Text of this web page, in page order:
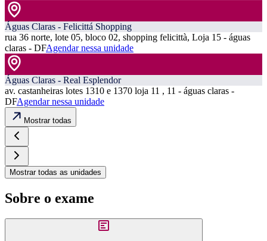
Águas Claras - Felicittá Shopping
rua 36 norte, lote 05, bloco 02, shopping felicittà, Loja 15 - águas
claras - DFAgendar nessa unidade
Águas Claras - Real Esplendor
av. castanheiras lotes 1310 e 1370 loja 11 , 11 - águas claras -
DFAgendar nessa unidade
Mostrar todas
Mostrar todas as unidades
Sobre o exame